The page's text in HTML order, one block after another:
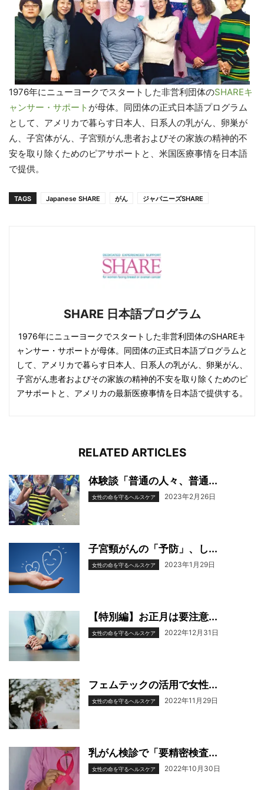
1976年にニューヨークでスタートした非営利団体のSHAREキ
ャンサー・サポート が母体。同団体の正式日本語プログラム
として、アメリカで暮らす日本人、日系人の乳がん、卵巣が
ん、子宮体がん、子宮頸がん患者およびその家族の精神的不
安を取り除くためのピアサポートと、米国医療事情を日本語
で提供。
TAGS Japanese SHARE がん ジャパニーズSHARE
SHARE 日本語プログラム
1976年にニューヨークでスタートした非営利団体のSHAREキ
ャンサー・サポートが母体。同団体の正式日本語プログラムと
して、アメリカで暮らす日本人、日系人の乳がん、卵巣がん、
子宮がん患者およびその家族の精神的不安を取り除くためのピ
アサポートと、アメリカの最新医療事情を日本語で提供する。
RELATED ARTICLES
体験談「普通の人々、普通...
女性の命を守るヘルスケア 2023年2月26日
子宮頸がんの「予防」、し...
女性の命を守るヘルスケア 2023年1月29日
【特別編】お正月は要注意...
女性の命を守るヘルスケア 2022年12月31日
フェムテックの活用で女性...
女性の命を守るヘルスケア 2022年11月29日
乳がん検診で「要精密検査...
女性の命を守るヘルスケア 2022年10月30日